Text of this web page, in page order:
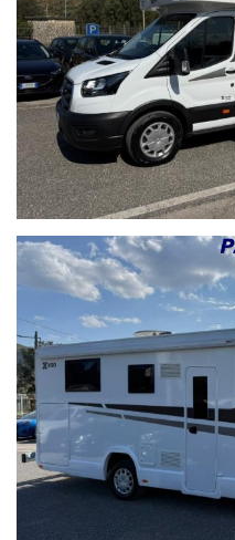
ISERNIA
TERMOLI
BENEVENTO
MARCIANISE
MONDRAGONE
CASAL DI PRINCIPE
SESSA AURUNCA
SAN NICOLA LA STRADA
ANZIO
POMEZIA
ORTA DI ATELLA
PIEDIMONTE MATESE
CAMPOBASSO
BELLONA
VITULAZIO
PASTORANO
MADDALONI
TORRE DEL GRECO
SCAFATI
TRENTOLA DUCENTA
SAN FELICE A CANCELLO
PORTICO DI CASERTA
LUSCIANO